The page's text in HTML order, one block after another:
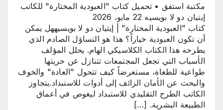
مكتبة استفق • تحميل كتاب "العبودية المختارة" للكاتب
إيتيان دو لا بويسيه 22 مايو، 2026
كتاب "العبودية المختارة" | إيتيان دو لا بويسيههل يمكن
أن تكون العبودية خياراً؟ هذا هو التساؤل الصادم الذي
يطرحه هذا الكتاب الكلاسيكي الهام. يحلل المؤلف
الأسباب التي تجعل المجتمعات تتنازل عن حريتها
طواعية للطغاة، مستعرضاً كيف تتحول "العادة" والخوف
والبحث عن الأمان الزائف إلى أدوات للاستبداد.يتجاوز
الكاتب الطرح التقليدي للاستبداد ليغوص في أعماق
الطبيعة البشرية. […]